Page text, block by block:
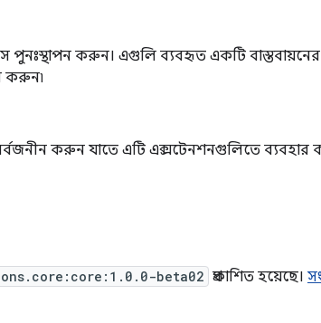
পুনঃস্থাপন করুন। এগুলি ব্যবহৃত একটি
করুন৷
করুন যাতে এটি এক্সটেনশনগুলিতে ব্যবহার
beta02 প্রকাশিত হয়েছে।